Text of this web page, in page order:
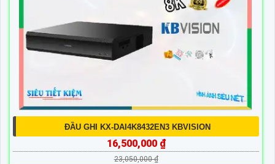
ĐẦU GHI KX-DAI4K8432EN3 KBVISION
16,500,000 ₫
23,050,000 ₫